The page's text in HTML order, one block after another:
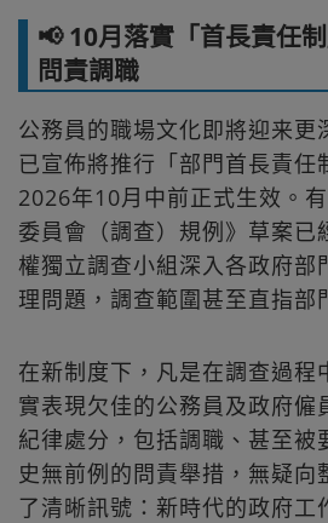
📢 10月落實「首長責任
問責調職
公務員的職場文化即將迎来更
已宣佈將推行「部門首長責任
2026年10月中前正式生效。
委員會（調查）規例》草案已
權獨立調查小組深入各政府部
理問題，調查範圍甚至直指部
在新制度下，凡是在調查過程
實表現欠佳的公務員及政府僱
紀律處分，包括調職、甚至被
史無前例的問責舉措，無疑向
了清晰訊號：新時代的政府工